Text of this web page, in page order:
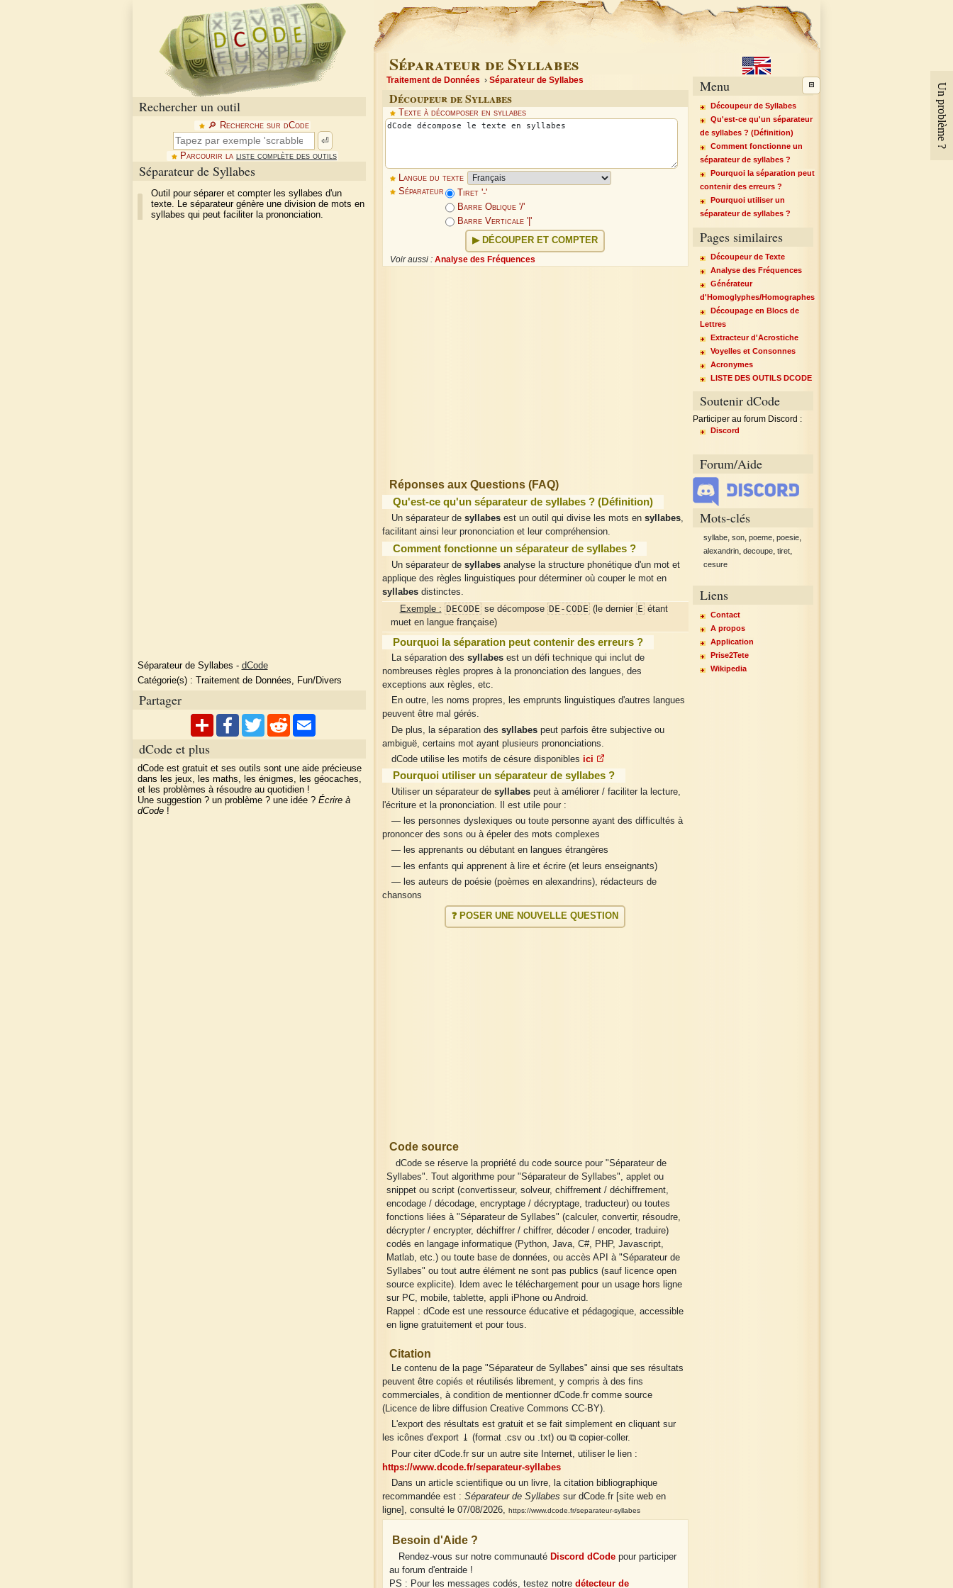
Rechercher un outil
🔎︎ Recherche sur dCode
⏎
Parcourir la liste complète des outils
Séparateur de Syllabes
Outil pour séparer et compter les syllabes d'un
texte. Le séparateur génère une division de mots en
syllabes qui peut faciliter la prononciation.
Séparateur de Syllabes - dCode
Catégorie(s) : Traitement de Données, Fun/Divers
Partager
dCode et plus
dCode est gratuit et ses outils sont une aide précieuse
dans les jeux, les maths, les énigmes, les géocaches,
et les problèmes à résoudre au quotidien !
Une suggestion ? un problème ? une idée ? Écrire à
dCode!
Séparateur de Syllabes
Traitement de Données Séparateur de Syllabes
Découpeur de Syllabes
Texte à décomposer en syllabes
Langue du texte
Séparateur
Tiret '-'
Barre Oblique '/'
Barre Verticale '|'
DÉCOUPER ET COMPTER
Voir aussi : Analyse des Fréquences
Réponses aux Questions (FAQ)
Qu'est-ce qu'un séparateur de syllabes ? (Définition)
Un séparateur de syllabesest un outil qui divise les mots en syllabes,
facilitant ainsi leur prononciation et leur compréhension.
Comment fonctionne un séparateur de syllabes ?
Un séparateur de syllabesanalyse la structure phonétique d'un mot et
applique des règles linguistiques pour déterminer où couper le mot en
syllabes distinctes.
Exemple : DECODEse décompose DE-CODE(le dernier Eétant
muet en langue française)
Pourquoi la séparation peut contenir des erreurs ?
La séparation des syllabesest un défi technique qui inclut de
nombreuses règles propres à la prononciation des langues, des
exceptions aux règles, etc.
En outre, les noms propres, les emprunts linguistiques d'autres langues
peuvent être mal gérés.
De plus, la séparation des syllabespeut parfois être subjective ou
ambiguë, certains mot ayant plusieurs prononciations.
dCode utilise les motifs de césure disponibles ici
Pourquoi utiliser un séparateur de syllabes ?
Utiliser un séparateur de syllabespeut à améliorer / faciliter la lecture,
l'écriture et la prononciation. Il est utile pour :
— les personnes dyslexiques ou toute personne ayant des difficultés à
prononcer des sons ou à épeler des mots complexes
— les apprenants ou débutant en langues étrangères
— les enfants qui apprenent à lire et écrire (et leurs enseignants)
— les auteurs de poésie (poèmes en alexandrins), rédacteurs de
chansons
❓ POSER UNE NOUVELLE QUESTION
Code source
dCode se réserve la propriété du code source pour "Séparateur de
Syllabes". Tout algorithme pour "Séparateur de Syllabes", applet ou
snippet ou script (convertisseur, solveur, chiffrement / déchiffrement,
encodage / décodage, encryptage / décryptage, traducteur) ou toutes
fonctions liées à "Séparateur de Syllabes" (calculer, convertir, résoudre,
décrypter / encrypter, déchiffrer / chiffrer, décoder / encoder, traduire)
codés en langage informatique (Python, Java, C#, PHP, Javascript,
Matlab, etc.) ou toute base de données, ou accès API à "Séparateur de
Syllabes" ou tout autre élément ne sont pas publics (sauf licence open
source explicite). Idem avec le téléchargement pour un usage hors ligne
sur PC, mobile, tablette, appli iPhone ou Android.
Rappel : dCode est une ressource éducative et pédagogique, accessible
en ligne gratuitement et pour tous.
Citation
Le contenu de la page "Séparateur de Syllabes" ainsi que ses résultats
peuvent être copiés et réutilisés librement, y compris à des fins
commerciales, à condition de mentionner dCode.fr comme source
(Licence de libre diffusion Creative Commons CC-BY).
L'export des résultats est gratuit et se fait simplement en cliquant sur
les icônes d'export ⤓ (format .csv ou .txt) ou ⧉ copier-coller.
Pour citer dCode.fr sur un autre site Internet, utiliser le lien :
https://www.dcode.fr/separateur-syllabes
Dans un article scientifique ou un livre, la citation bibliographique
recommandée est : Séparateur de Syllabes sur dCode.fr [site web en
ligne], consulté le 07/08/2026,
https://www.dcode.fr/separateur-syllabes
Besoin d'Aide ?
Rendez-vous sur notre communauté Discord dCodepour participer
au forum d'entraide !
PS : Pour les messages codés, testez notredétecteur de
Menu
Découpeur de Syllabes
Qu'est-ce qu'un séparateur
de syllabes ? (Définition)
Comment fonctionne un
séparateur de syllabes ?
Pourquoi la séparation peut
contenir des erreurs ?
Pourquoi utiliser un
séparateur de syllabes ?
Pages similaires
Découpeur de Texte
Analyse des Fréquences
Générateur
d'Homoglyphes/Homographes
Découpage en Blocs de
Lettres
Extracteur d'Acrostiche
Voyelles et Consonnes
Acronymes
LISTE DES OUTILS DCODE
Soutenir dCode
Participer au forum Discord :
Discord
Forum/Aide
Mots-clés
syllabe son poeme poesie
alexandrin decoupe tiret
cesure
Liens
Contact
A propos
Application
Prise2Tete
Wikipedia
Un problème ?